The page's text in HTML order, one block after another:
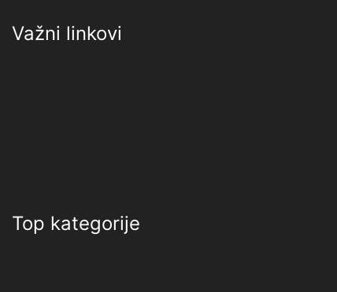
Važni linkovi
Top kategorije